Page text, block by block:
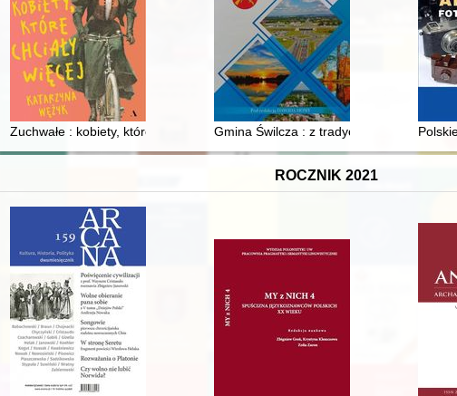
Zuchwałe : kobiety, które chciały więcejGmina Świlcza : z tradycją w
ROCZNIK 2021